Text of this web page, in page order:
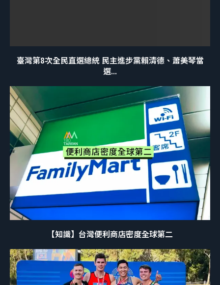
臺灣第8次全民直選總統 民主進步黨賴清德、蕭美琴當
選...
【知識】台灣便利商店密度全球第二